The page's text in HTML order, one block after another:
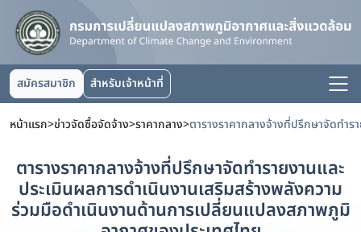
สมัครสมาชิก สำหรับเจ้าหน้าที่
หน้าแรก>ข่าวจัดซื้อจัดจ้าง>ราคากลาง>
ตารางราคากลางจ้างที่ปรึกษาจัดทำรายงานและ
ประเมินผลการดำเนินงานเสริมสร้างพลังความ
ร่วมมือดำเนินงานด้านการเปลี่ยนแปลงสภาพภูมิ